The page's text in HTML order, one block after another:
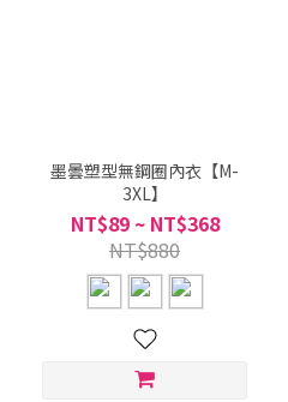
墨曇塑型無鋼圈內衣【M-
3XL】
NT$89 ~ NT$368
NT$880